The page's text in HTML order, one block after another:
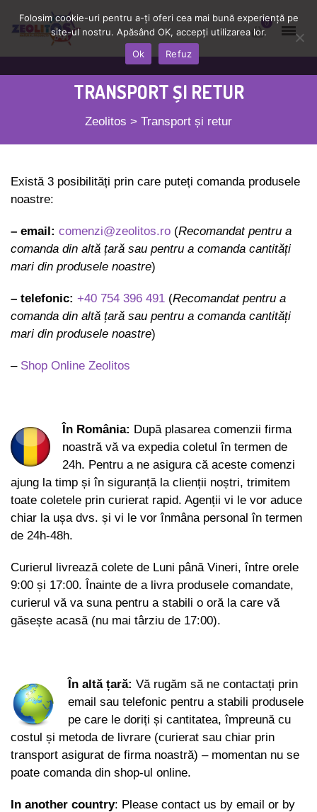
0
TRANSPORT ȘI RETUR
Zeolitos > Transport și retur
Există 3 posibilități prin care puteți comanda produsele
noastre:
– email: comenzi@zeolitos.ro (Recomandat pentru a
comanda din altă țară sau pentru a comanda cantități
mari din produsele noastre)
– telefonic: +40 754 396 491 (Recomandat pentru a
comanda din altă țară sau pentru a comanda cantități
mari din produsele noastre)
– Shop Online Zeolitos
În România: După plasarea comenzii firma
noastră vă va expedia coletul în termen de
24h. Pentru a ne asigura că aceste comenzi
ajung la timp și în siguranță la clienții noștri, trimitem
toate coletele prin curierat rapid. Agenții vi le vor aduce
chiar la ușa dvs. și vi le vor înmâna personal în termen
de 24h-48h.
Curierul livrează colete de Luni până Vineri, între orele
9:00 și 17:00. Înainte de a livra produsele comandate,
curierul vă va suna pentru a stabili o oră la care vă
găsește acasă (nu mai târziu de 17:00).
În altă țară: Vă rugăm să ne contactați prin
email sau telefonic pentru a stabili produsele
pe care le doriți și cantitatea, împreună cu
costul și metoda de livrare (curierat sau chiar prin
transport asigurat de firma noastră) – momentan nu se
poate comanda din shop-ul online.
In another country: Please contact us by email or by
Folosim cookie-uri pentru a-ți oferi cea mai bună experiență pe
site-ul nostru. Apăsând OK, accepți utilizarea lor.
Ok
Refuz